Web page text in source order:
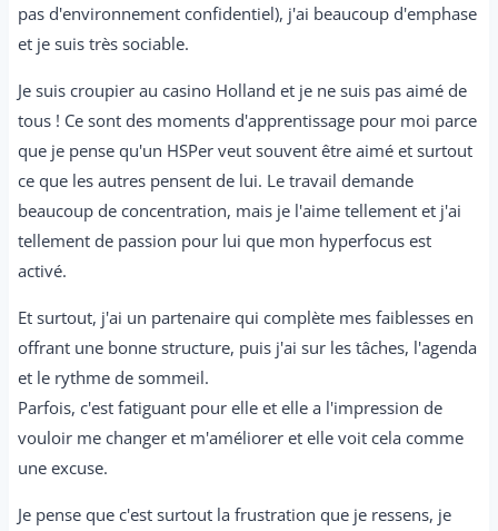
pas d'environnement confidentiel), j'ai beaucoup d'emphase
et je suis très sociable.
Je suis croupier au casino Holland et je ne suis pas aimé de
tous ! Ce sont des moments d'apprentissage pour moi parce
que je pense qu'un HSPer veut souvent être aimé et surtout
ce que les autres pensent de lui. Le travail demande
beaucoup de concentration, mais je l'aime tellement et j'ai
tellement de passion pour lui que mon hyperfocus est
activé.
Et surtout, j'ai un partenaire qui complète mes faiblesses en
offrant une bonne structure, puis j'ai sur les tâches, l'agenda
et le rythme de sommeil.
Parfois, c'est fatiguant pour elle et elle a l'impression de
vouloir me changer et m'améliorer et elle voit cela comme
une excuse.
Je pense que c'est surtout la frustration que je ressens, je